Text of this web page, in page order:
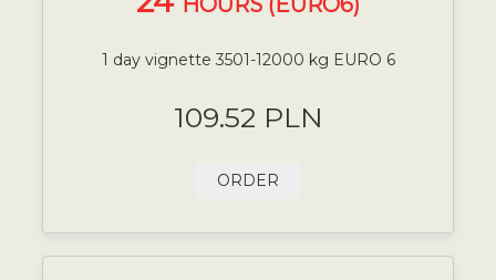
1 day vignette 3501-12000 kg EURO 6
109.52 PLN
ORDER